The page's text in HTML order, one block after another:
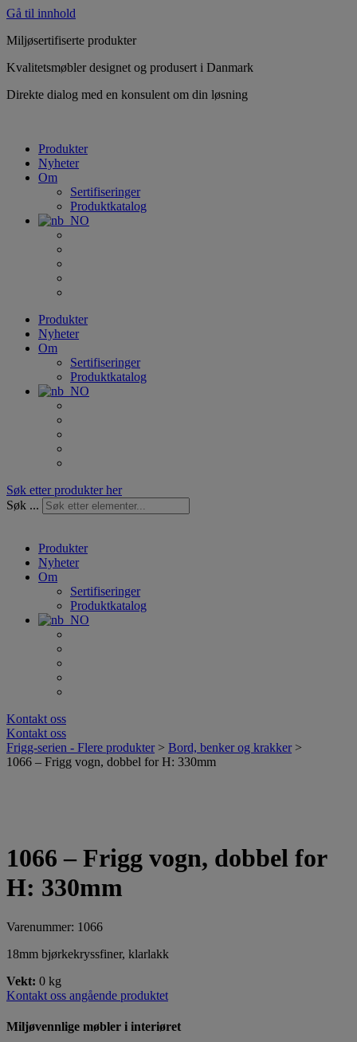
Gå til innhold
Miljøsertifiserte produkter
Kvalitetsmøbler designet og produsert i Danmark
Direkte dialog med en konsulent om din løsning
Produkter
Nyheter
Om
Sertifiseringer
Produktkatalog
Produkter
Nyheter
Om
Sertifiseringer
Produktkatalog
Søk etter produkter her
Søk ...
Produkter
Nyheter
Om
Sertifiseringer
Produktkatalog
Kontakt oss
Kontakt oss
Frigg-serien - Flere produkter > Bord, benker og krakker >
1066 – Frigg vogn, dobbel for H: 330mm
1066 – Frigg vogn, dobbel for
H: 330mm
Varenummer: 1066
18mm bjørkekryssfiner, klarlakk
Vekt: 0 kg
Kontakt oss angående produktet
Miljøvennlige møbler i interiøret